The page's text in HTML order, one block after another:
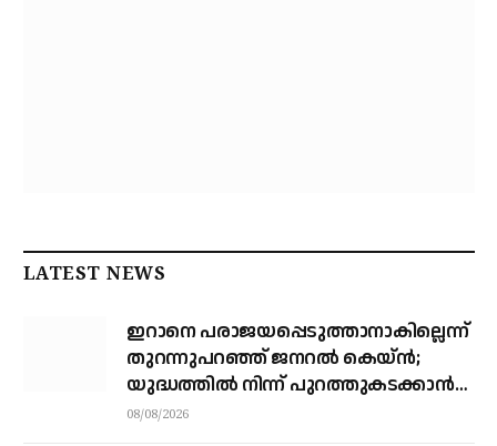
LATEST NEWS
ഇറാനെ പരാജയപ്പെടുത്താനാകില്ലെന്ന്
തുറന്നുപറഞ്ഞ് ജനറല്‍ കെയ്ന്‍;
യുദ്ധത്തില്‍ നിന്ന് പുറത്തുകടക്കാന്‍
വഴികാണണമെന്നും ആവശ്യം
08/08/2026